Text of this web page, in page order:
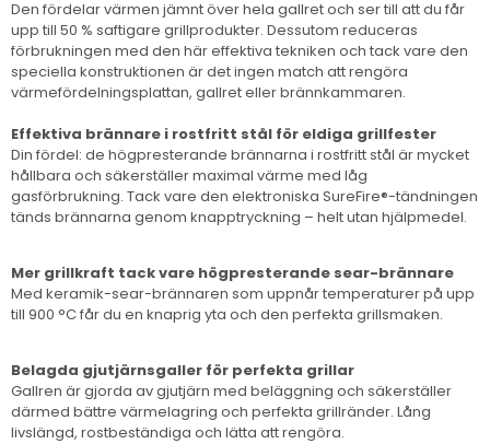
Den fördelar värmen jämnt över hela gallret och ser till att du får
upp till 50 % saftigare grillprodukter. Dessutom reduceras
förbrukningen med den här effektiva tekniken och tack vare den
speciella konstruktionen är det ingen match att rengöra
värmefördelningsplattan, gallret eller brännkammaren.
Effektiva brännare i rostfritt stål för eldiga grillfester
Din fördel: de högpresterande brännarna i rostfritt stål är mycket
hållbara och säkerställer maximal värme med låg
gasförbrukning. Tack vare den elektroniska SureFire®-tändningen
tänds brännarna genom knapptryckning – helt utan hjälpmedel.
Mer grillkraft tack vare högpresterande sear-brännare
Med keramik-sear-brännaren som uppnår temperaturer på upp
till 900 °C får du en knaprig yta och den perfekta grillsmaken.
Belagda gjutjärnsgaller för perfekta grillar
Gallren är gjorda av gjutjärn med beläggning och säkerställer
därmed bättre värmelagring och perfekta grillränder. Lång
livslängd, rostbeständiga och lätta att rengöra.